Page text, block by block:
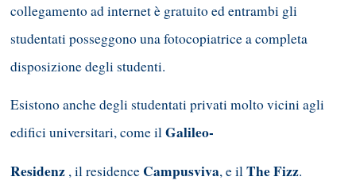
collegamento ad internet è gratuito ed entrambi gli
studentati posseggono una fotocopiatrice a completa
disposizione degli studenti.
Esistono anche degli studentati privati molto vicini agli
edifici universitari, come ilGalileo-
Residenz , il residence Campusviva, e ilThe Fizz.